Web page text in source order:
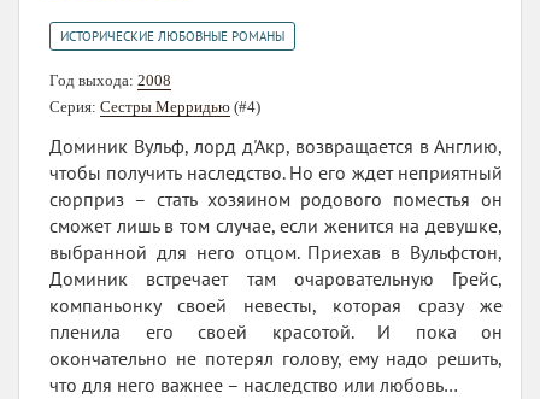
ИСТОРИЧЕСКИЕ ЛЮБОВНЫЕ РОМАНЫ
Год выхода: 2008
Серия: Сестры Мерридью (#4)
Доминик Вульф, лорд д'Акр, возвращается в Англию,
чтобы получить наследство. Но его ждет неприятный
сюрприз – стать хозяином родового поместья он
сможет лишь в том случае, если женится на девушке,
выбранной для него отцом. Приехав в Вульфстон,
Доминик встречает там очаровательную Грейс,
компаньонку своей невесты, которая сразу же
пленила его своей красотой. И пока он
окончательно не потерял голову, ему надо решить,
что для него важнее – наследство или любовь…